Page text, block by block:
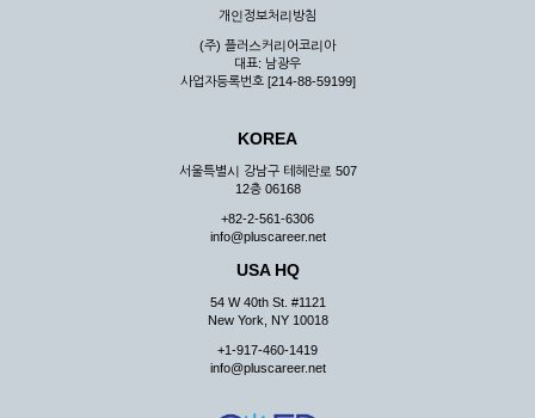
개인정보처리방침
(주) 플러스커리어코리아
대표: 남광우
사업자등록번호 [214-88-59199]
KOREA
서울특별시 강남구 테헤란로 507
12층 06168
+82-2-561-6306
info@pluscareer.net
USA HQ
54 W 40th St. #1121
New York, NY 10018
+1-917-460-1419
info@pluscareer.net